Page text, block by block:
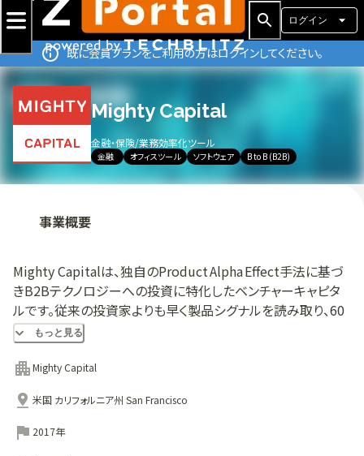
ログイン
既に会員プランをご利用の方はログインしてください。
Mighty Capital
金融・保険/業務効率化ツール
金融 オフィスツール ソフトウェア B to B (B2B)
事業概要
Mighty Capitalは、独自のProduct Alpha Effect手法に基づ
きB2Bテクノロジーへの投資に特化したベンチャーキャピタ
ルです。従来の投資家よりも早く製品シグナルを読み取り、60
万人以上の製品リーダーからなるネットワークから得た洞察
を活用してアウトライヤー企業を特定します。プロダクトイン
ベスターとして、創業者が売上を拡大し迅速に市場へ浸透で
きるよう支援し、所有権保持率を高めつつ成功的なエグジット
の確率を向上させます。実践的なアプローチでは深い製品知
見と創業者に有利な条件を組み合わせ、「優れた製品が世界
もっと見る
Mighty Capital
米国 カリフォルニア州 San Francisco
2017年